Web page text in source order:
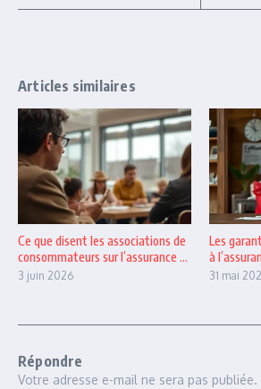
Articles similaires
Ce que disent les associations de
consommateurs sur l’assurance ...
3 juin 2026
Les
à
31 mai
Répondre
Votre adresse e-mail ne sera pas publiée.